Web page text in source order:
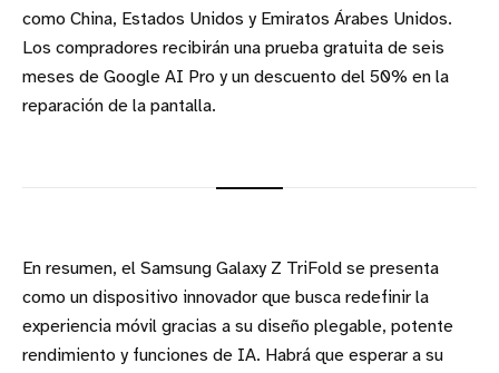
como China, Estados Unidos y Emiratos Árabes Unidos.
Los compradores recibirán una prueba gratuita de seis
meses de Google AI Pro y un descuento del 50% en la
reparación de la pantalla.
En resumen, el Samsung Galaxy Z TriFold se presenta
como un dispositivo innovador que busca redefinir la
experiencia móvil gracias a su diseño plegable, potente
rendimiento y funciones de IA. Habrá que esperar a su